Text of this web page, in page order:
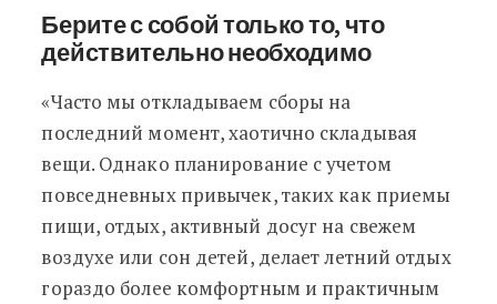
Берите с собой только то, что
действительно необходимо
«Часто мы откладываем сборы на
последний момент, хаотично складывая
вещи. Однако планирование с учетом
повседневных привычек, таких как приемы
пищи, отдых, активный досуг на свежем
воздухе или сон детей, делает летний отдых
гораздо более комфортным и практичным